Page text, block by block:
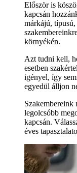
Először is
kapcsán
márkájú,
környékén.
Azt tudni kell,
esetben
igényel, így
egyedül álljon
Szakembereink
legolcsóbb
kapcsán.
éves